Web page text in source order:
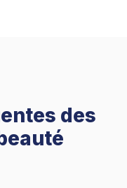
des